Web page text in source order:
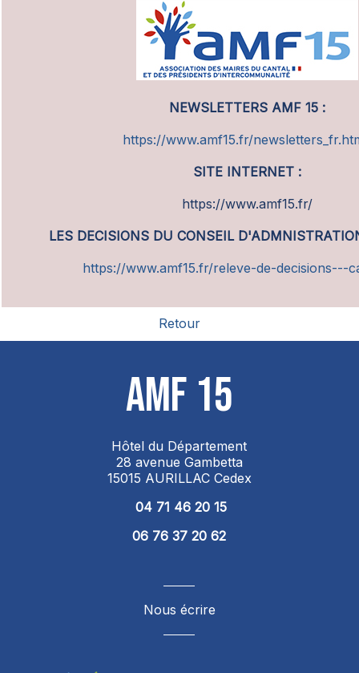
NEWSLETTERS AMF 15 :
https://www.amf15.fr/
SITE INTERNET :
https://www.amf15.fr/
LES DECISIONS DU CONSEIL
https://www.amf15.fr/releve-de-decisions---
Retour
AMF 15
Hôtel du Département
28 avenue Gambetta
15015 AURILLAC Cedex
04 71 46 20 15
06 76 37 20 62
Nous écrire